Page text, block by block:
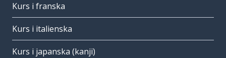
Kurs i franska
Kurs i italienska
Kurs i japanska (kanji)